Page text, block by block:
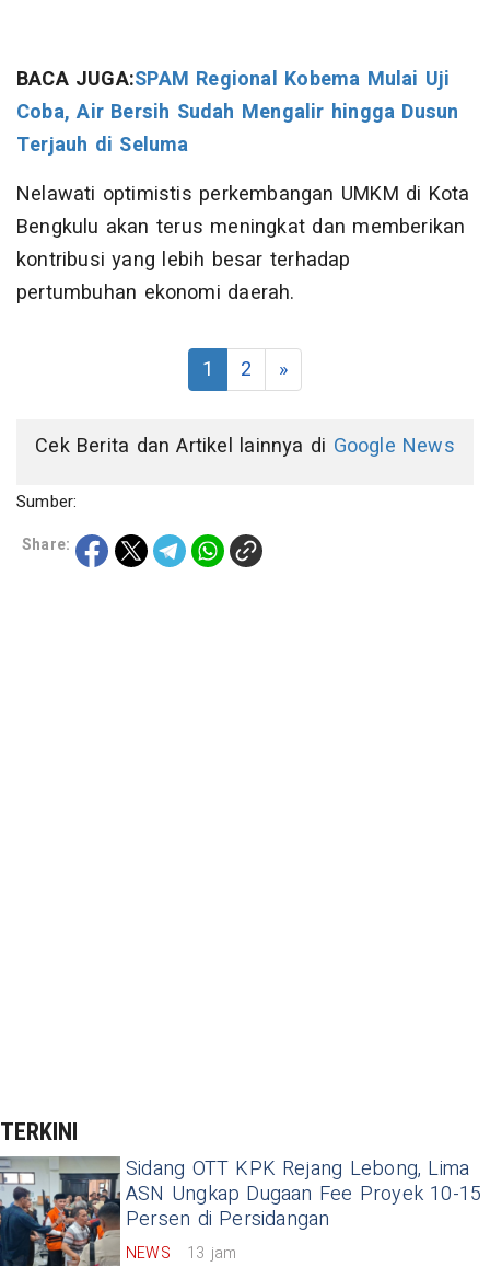
BACA JUGA:SPAM Regional Kobema Mulai Uji
Coba, Air Bersih Sudah Mengalir hingga Dusun
Terjauh di Seluma
Nelawati optimistis perkembangan UMKM di Kota
Bengkulu akan terus meningkat dan memberikan
kontribusi yang lebih besar terhadap
pertumbuhan ekonomi daerah.
1 2 »
Cek Berita dan Artikel lainnya di Google News
Sumber:
Share:
TERKINI
Sidang OTT KPK Rejang Lebong, Lima
ASN Ungkap Dugaan Fee Proyek 10-15
Persen di Persidangan
NEWS 13 jam